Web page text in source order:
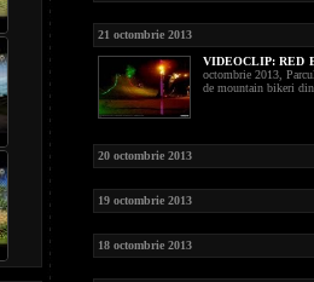
21 octombrie 2013
VIDEOCLIP: RED
octombrie 2013,
de mountain bikeri
20 octombrie 2013
19 octombrie 2013
18 octombrie 2013